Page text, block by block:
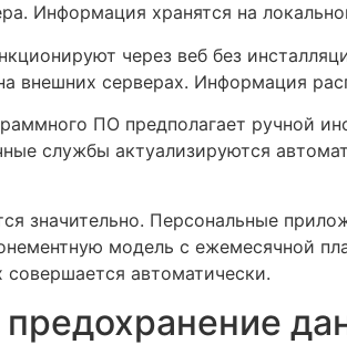
Информация хранятся на
через веб без
внешних серверах. Информация
ПО предполагает ручной
службы актуализируются
значительно. Персональные
модель с ежемесячной
автоматически.
предохранение